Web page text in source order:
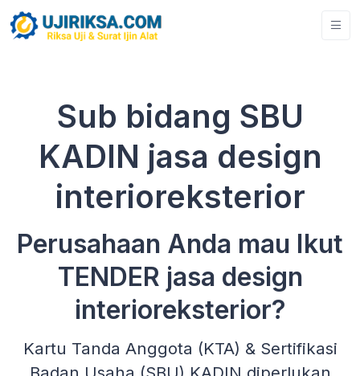
Sub bidang SBU
KADIN jasa design
interioreksterior
Perusahaan Anda mau Ikut
TENDER jasa design
interioreksterior?
Kartu Tanda Anggota (KTA) & Sertifikasi